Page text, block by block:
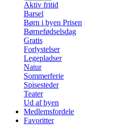
Aktiv fritid
Barsel
Børn i byen Prisen
Børnefødselsdag
Gratis
Forlystelser
Legepladser
Natur
Sommerferie
Spisesteder
Teater
Ud af byen
Medlemsfordele
Favoritter